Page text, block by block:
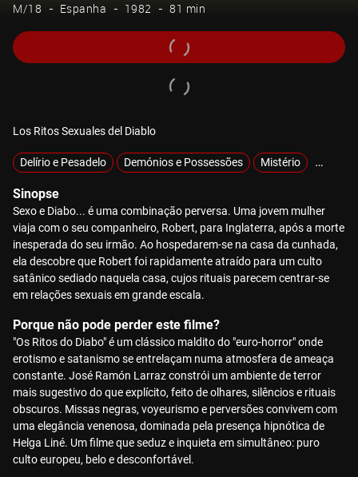
M/18 Espanha 1982 81 min
Los Ritos Sexuales del Diablo
Delírio e Pesadelo Demónios e Possessões Mistério
Sinopse
Sexo e Diabo... é uma combinação perversa. Uma jovem mulher
viaja com o seu companheiro, Robert, para Inglaterra, após a morte
inesperada do seu irmão. Ao hospedarem-se na casa da cunhada,
ela descobre que Robert foi rapidamente atraído para um culto
satânico sediado naquela casa, cujos rituais parecem centrar-se
em relações sexuais em grande escala.
Porque não pode perder este filme?
"Os Ritos do Diabo" é um clássico maldito do "euro-horror" onde
erotismo e satanismo se entrelaçam numa atmosfera de ameaça
constante. José Ramón Larraz constrói um ambiente de terror
mais sugestivo do que explícito, feito de olhares, silêncios e rituais
obscuros. Missas negras, voyeurismo e perversões convivem com
uma elegância venenosa, dominada pela presença hipnótica de
Helga Liné. Um filme que seduz e inquieta em simultâneo: puro
culto europeu, belo e desconfortável.